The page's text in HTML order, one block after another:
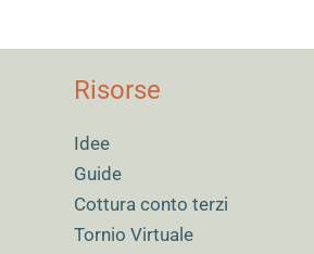
Risorse
Idee
Guide
Cottura conto terzi
Tornio Virtuale